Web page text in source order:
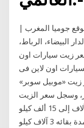
جوميا المغرب |
البيضاء، الرباط،
زيت سيارات اون
اون لاين فى
زيت «موبيل سوبر»
تتراوح بين 1500 و2000 كيلو متر، وسجل سعر الزيت
ماركة (موبيل 1) 260 جنيها، ويصلح لقطع مسافة 10 آلاف إلى 15 ألف كيلو
متر، ووصل سعر زيت «مصر 1000» إلى 71 جنيها، ومدة بقائه 3 آلاف كيلو